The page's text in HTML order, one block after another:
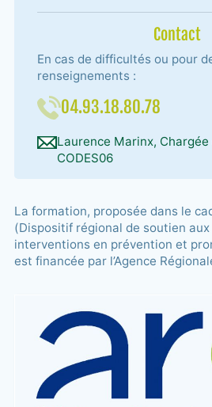
Contact
En cas de difficultés ou pour
renseignements :
04.93.18.80.78
Laurence Marinx,
CODES06
La formation, proposée dans le
(Dispositif régional de soutien
interventions en prévention et
est financée par l’Agence